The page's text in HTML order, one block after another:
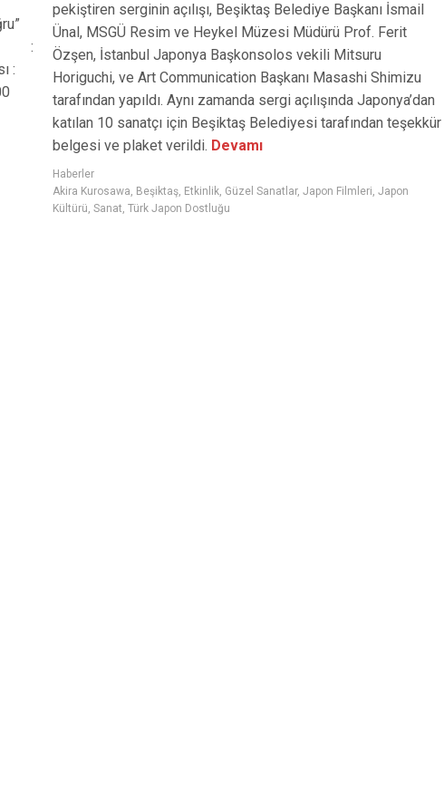
:
:
pekiştiren serginin açılışı, Beşiktaş Belediye Başkanı İsmail
Ünal, MSGÜ Resim ve Heykel Müzesi Müdürü Prof. Ferit
Özşen, İstanbul Japonya Başkonsolos vekili Mitsuru
Horiguchi, ve Art Communication Başkanı Masashi Shimizu
tarafından yapıldı. Aynı zamanda sergi açılışında Japonya’dan
katılan 10 sanatçı için Beşiktaş Belediyesi tarafından teşekkür
belgesi ve plaket verildi. Devamı
Haberler
Akira Kurosawa, Beşiktaş, Etkinlik, Güzel Sanatlar, Japon Filmleri, Japon
Kültürü, Sanat, Türk Japon Dostluğu